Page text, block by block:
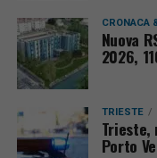
CRONACA
Nuova
2026,
TRIESTE
Trieste,
Porto